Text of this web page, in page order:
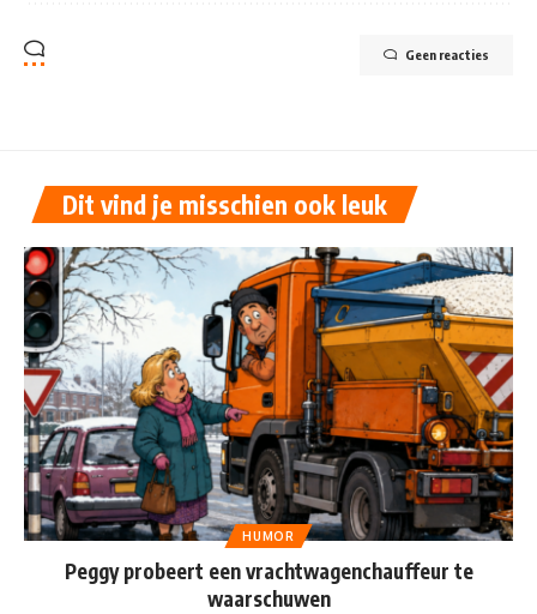
Geen reacties
Dit vind je misschien ook leuk
HUMOR
Peggy probeert een vrachtwagenchauffeur te
waarschuwen